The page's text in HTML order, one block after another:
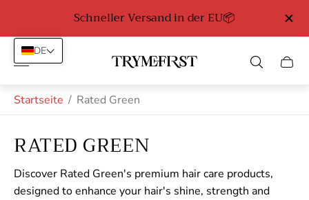
Schneller Versand in der EU📦
Laden-
Startseite / Rated Green
RATED GREEN
Discover Rated Green's premium hair care products,
designed to enhance your hair's shine, strength and
DE